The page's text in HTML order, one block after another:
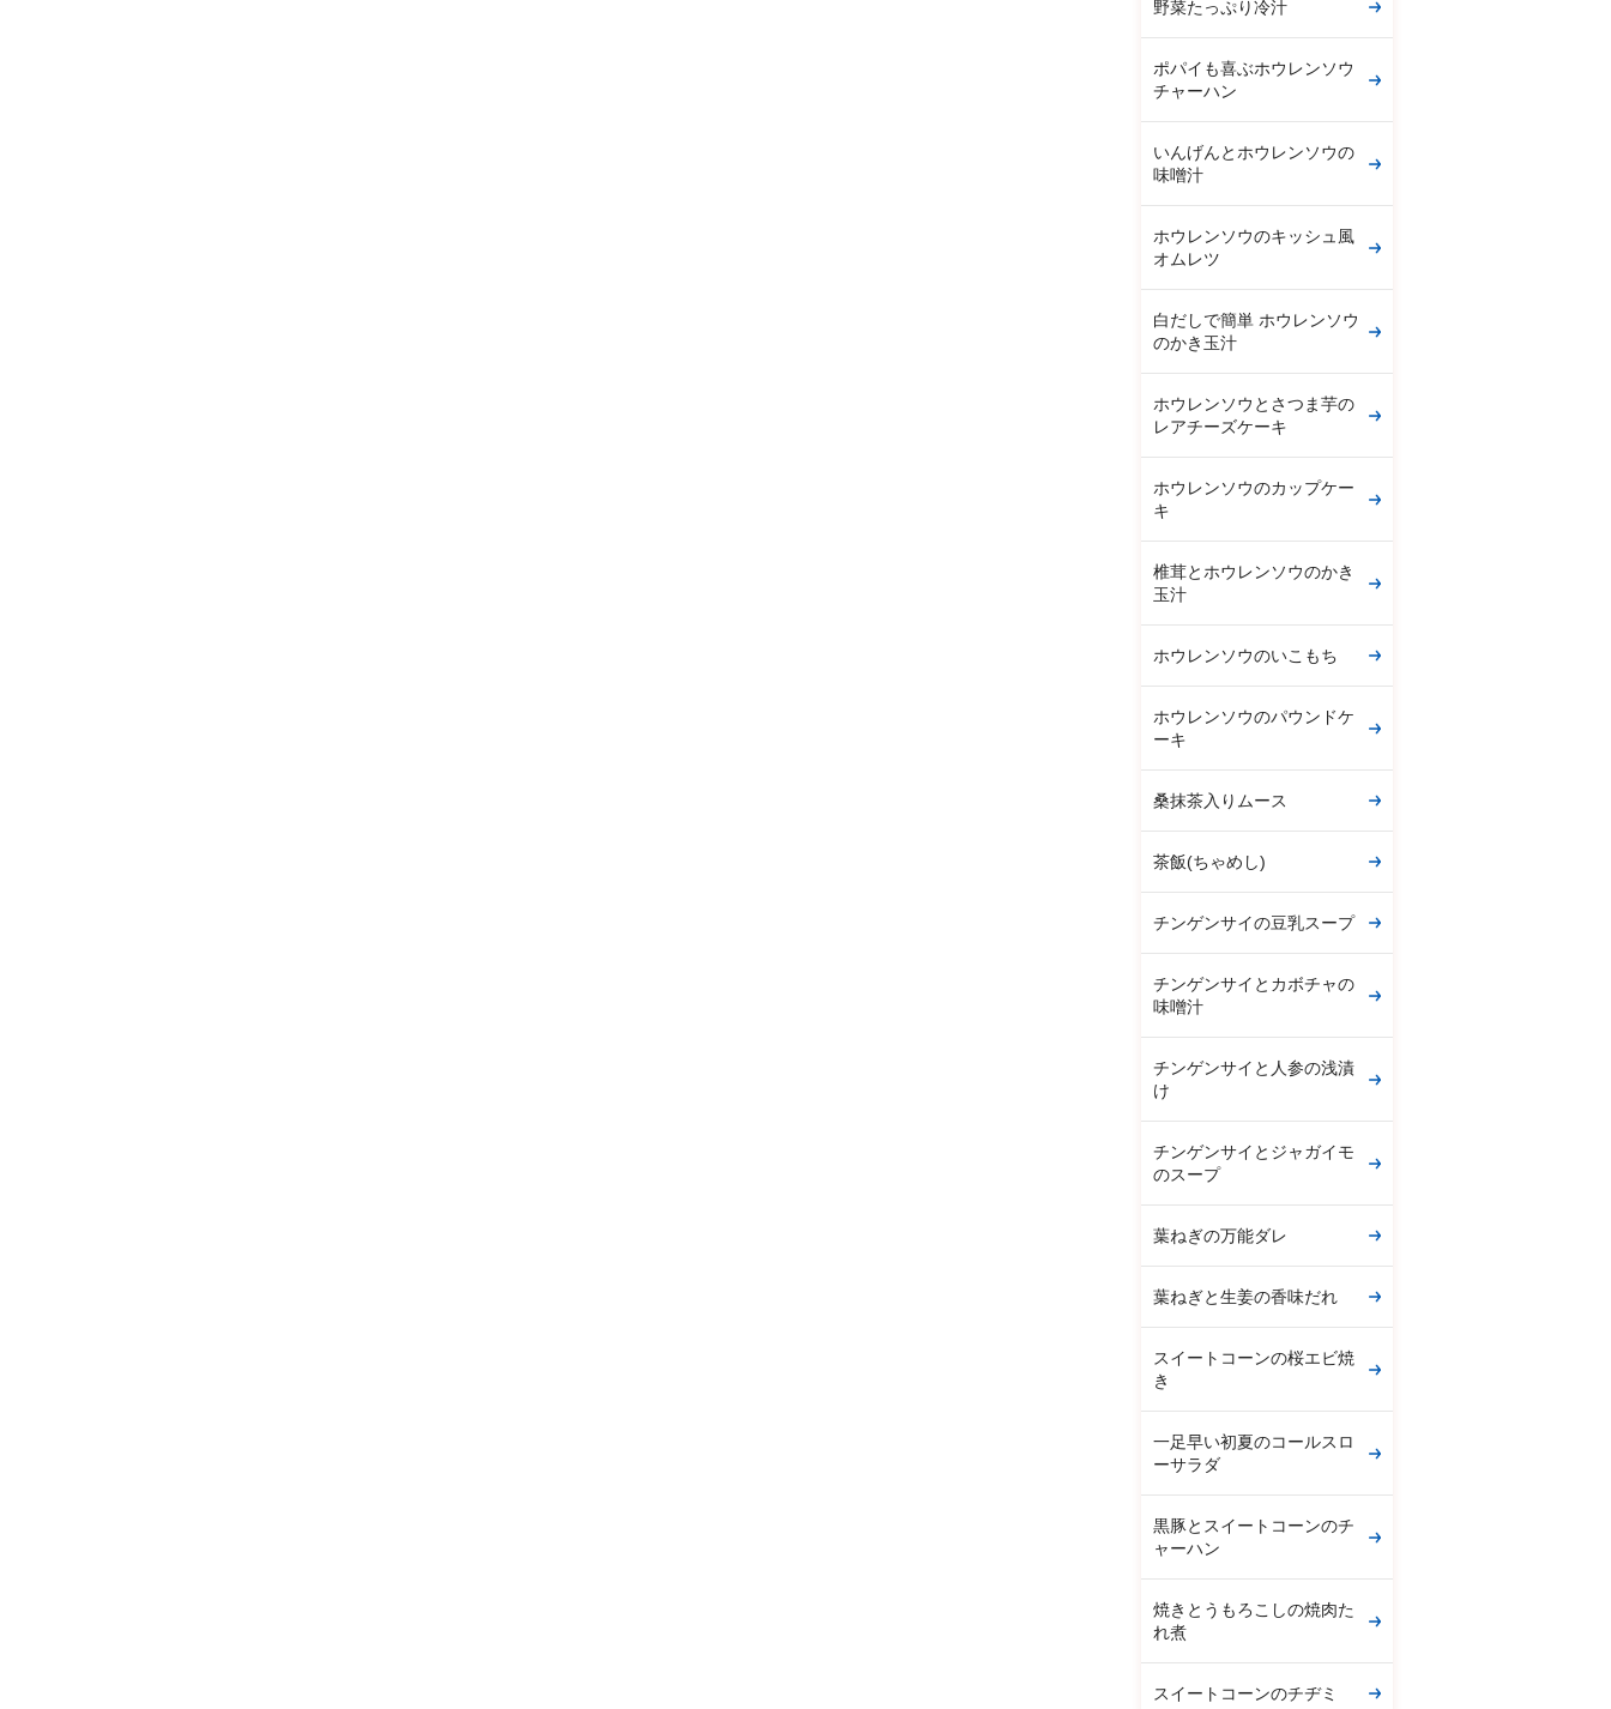
野菜たっぷり冷汁
ポパイも喜ぶホウレンソウ
チャーハン
いんげんとホウレンソウの
味噌汁
ホウレンソウのキッシュ風
オムレツ
白だしで簡単 ホウレンソウ
のかき玉汁
ホウレンソウとさつま芋の
レアチーズケーキ
ホウレンソウのカップケー
キ
椎茸とホウレンソウのかき
玉汁
ホウレンソウのいこもち
ホウレンソウのパウンドケ
ーキ
桑抹茶入りムース
茶飯(ちゃめし)
チンゲンサイの豆乳スープ
チンゲンサイとカボチャの
味噌汁
チンゲンサイと人参の浅漬
け
チンゲンサイとジャガイモ
のスープ
葉ねぎの万能ダレ
葉ねぎと生姜の香味だれ
スイートコーンの桜エビ焼
き
一足早い初夏のコールスロ
ーサラダ
黒豚とスイートコーンのチ
ャーハン
焼きとうもろこしの焼肉た
れ煮
スイートコーンのチヂミ